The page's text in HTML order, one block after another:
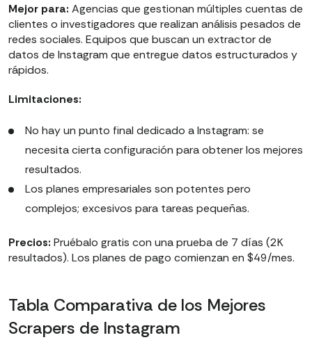
Mejor para: Agencias que gestionan múltiples cuentas de
clientes o investigadores que realizan análisis pesados de
redes sociales. Equipos que buscan un extractor de
datos de Instagram que entregue datos estructurados y
rápidos.
Limitaciones:
No hay un punto final dedicado a Instagram: se
necesita cierta configuración para obtener los mejores
resultados.
Los planes empresariales son potentes pero
complejos; excesivos para tareas pequeñas.
Precios: Pruébalo gratis con una prueba de 7 días (2K
resultados). Los planes de pago comienzan en $49/mes.
Tabla Comparativa de los Mejores
Scrapers de Instagram